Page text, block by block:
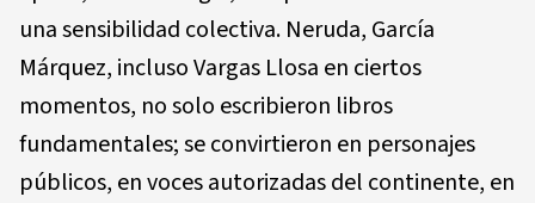
una sensibilidad colectiva. Neruda, García
Márquez, incluso Vargas Llosa en ciertos
momentos, no solo escribieron libros
fundamentales; se convirtieron en personajes
públicos, en voces autorizadas del continente, en